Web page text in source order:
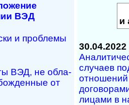
ВЭД
и про­б­лемы
ВЭД, не обла­
от
и
30.04.2022
случаев
лицами в